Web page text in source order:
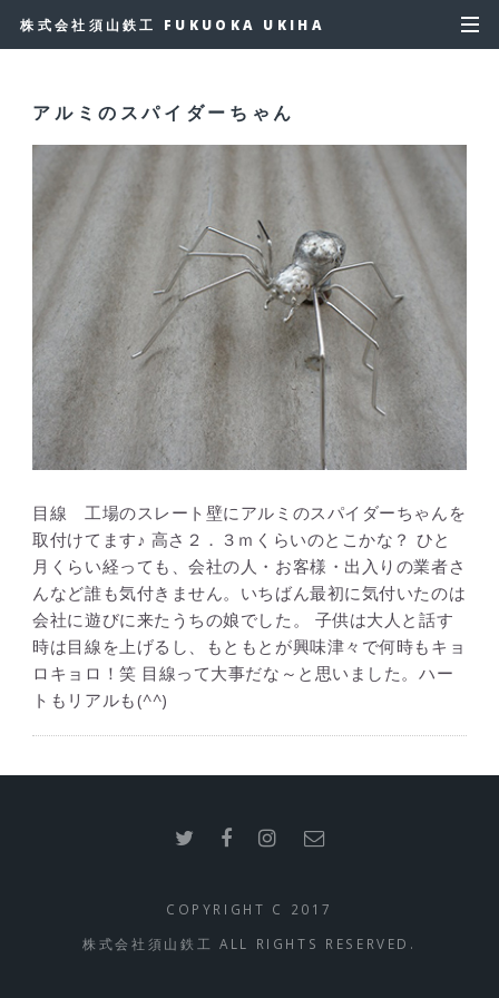
株式会社須山鉄工 FUKUOKA UKIHA
アルミのスパイダーちゃん
目線 工場のスレート壁にアルミのスパイダーちゃんを
取付けてます♪ 高さ２．３ｍくらいのとこかな？ ひと
月くらい経っても、会社の人・お客様・出入りの業者さ
んなど誰も気付きません。いちばん最初に気付いたのは
会社に遊びに来たうちの娘でした。 子供は大人と話す
時は目線を上げるし、もともとが興味津々で何時もキョ
ロキョロ！笑 目線って大事だな～と思いました。ハー
トもリアルも(^^)
COPYRIGHT C 2017
株式会社須山鉄工 ALL RIGHTS RESERVED.